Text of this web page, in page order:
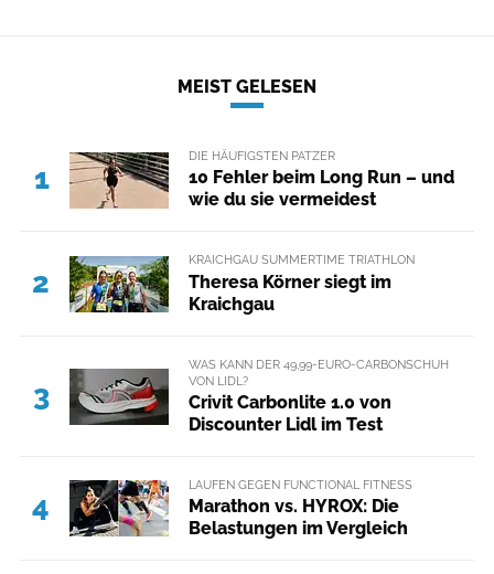
MEIST GELESEN
1
DIE HÄUFIGSTEN PATZER
10 Fehler beim Long Run – und
wie du sie vermeidest
2
KRAICHGAU SUMMERTIME TRIATHLON
Theresa Körner siegt im
Kraichgau
3
WAS KANN DER 49,99-EURO-CARBONSCHUH
VON LIDL?
Crivit Carbonlite 1.0 von
Discounter Lidl im Test
4
LAUFEN GEGEN FUNCTIONAL FITNESS
Marathon vs. HYROX: Die
Belastungen im Vergleich